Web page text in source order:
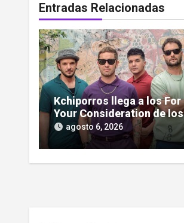
Entradas Relacionadas
Kchiporros llega a los For
Your Consideration de los
Latin GRAMMY
agosto 6, 2026